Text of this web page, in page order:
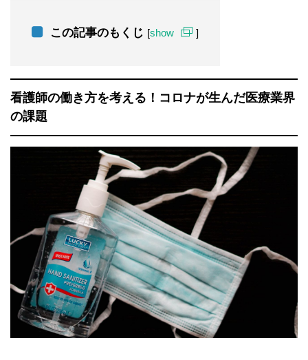
この記事のもくじ [show ]
看護師の働き方を考える！コロナが生んだ医療業界
の課題